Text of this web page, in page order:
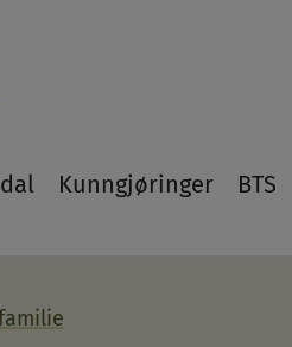
Kunngjøringer BTS